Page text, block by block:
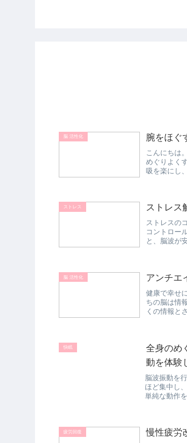
脳 活性化 腕をほぐ
こんにちは
めぐりよく
吸を楽にし
ストレス ストレス
ストレスの
コントロー
と、脳波が
脳 活性化 アンチエ
健康で幸せ
ちの脳は情
くの情報と
快眠
全身のめ
動を体験
脳波振動を
ほど集中し
単純な動作
疲労回復 慢性疲労